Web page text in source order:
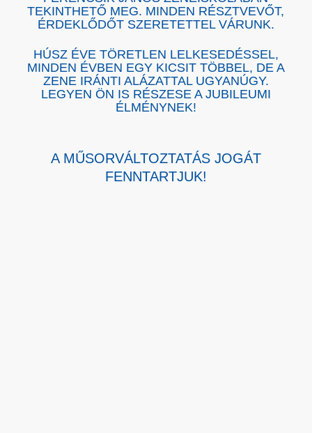
TEKINTHETŐ MEG. MINDEN RÉSZTVEVŐT,
ÉRDEKLŐDŐT SZERETETTEL VÁRUNK.
HÚSZ ÉVE TÖRETLEN LELKESEDÉSSEL,
MINDEN ÉVBEN EGY KICSIT TÖBBEL, DE A
ZENE IRÁNTI ALÁZATTAL UGYANÚGY.
LEGYEN ÖN IS RÉSZESE A JUBILEUMI
ÉLMÉNYNEK!
A MŰSORVÁLTOZTATÁS JOGÁT
FENNTARTJUK!